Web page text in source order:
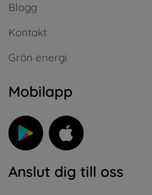
Blogg
Kontakt
Grön energi
Mobilapp
Anslut dig till oss